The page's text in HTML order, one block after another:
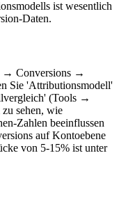
ist wesentlich
Daten.
→ Conversions →
Sie 'Attributionsmodell'
(Tools →
sehen, wie
Zahlen beeinflussen
auf Kontoebene
von 5-15% ist unter